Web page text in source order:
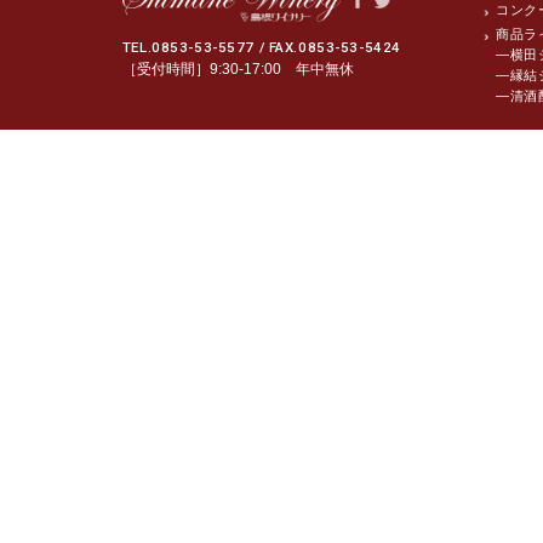
TEL.0853-53-5577 / FAX.0853-53-5424
［受付時間］9:30-17:00 年中無休
コンク
商品ラ
―横田
―縁結
―清酒